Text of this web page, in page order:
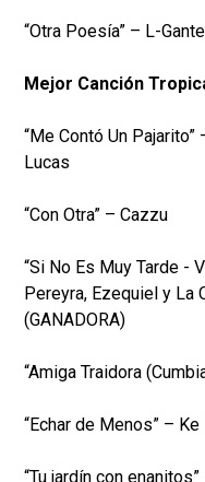
“Otra Poesía” – L-
Mejor Canción
“Me Contó Un
Lucas
“Con Otra” – Cazzu
“Si No Es Muy Tarde -
Pereyra, Ezequiel y La
(GANADORA)
“Amiga Traidora
“Echar de Menos” –
“Tu jardín con